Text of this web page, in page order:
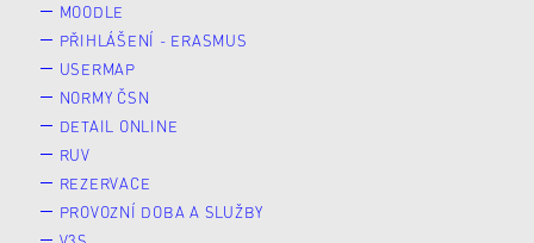
MOODLE
PŘIHLÁŠENÍ - ERASMUS
USERMAP
NORMY ČSN
DETAIL ONLINE
RUV
REZERVACE
PROVOZNÍ DOBA A SLUŽBY